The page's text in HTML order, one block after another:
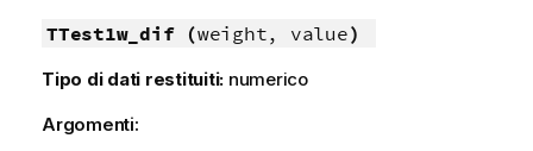
TTest1w_dif (weight, value)
Tipo di dati restituiti: numerico
Argomenti: